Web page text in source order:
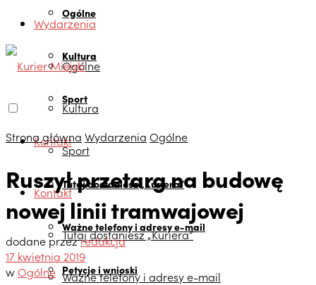
Ogólne
Kultura
Sport
Kontakt
Tutaj dostaniesz „Kuriera”
Ważne telefony i adresy e-mail
Petycje i wnioski
Wydarzenia
Ogólne
Kultura
Sport
Kontakt
Tutaj dostaniesz „Kuriera”
Ważne telefony i adresy e-mail
Strona główna Wydarzenia Ogólne
Ruszył przetarg na budowę
nowej linii tramwajowej
dodane przezredakcja
17 kwietnia 2019
wOgólne